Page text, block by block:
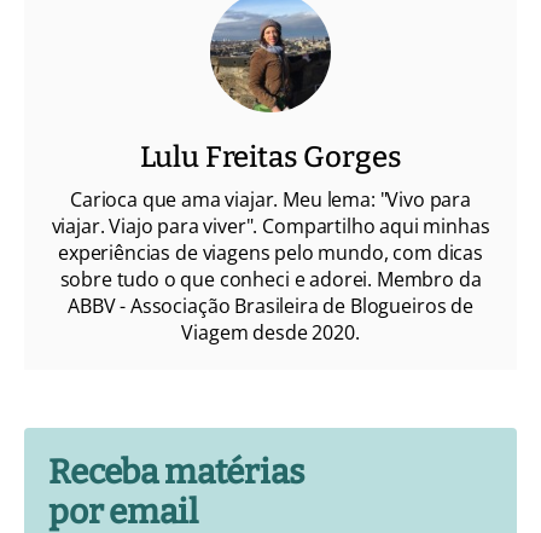
Lulu Freitas Gorges
Carioca que ama viajar. Meu lema: "Vivo para
viajar. Viajo para viver". Compartilho aqui minhas
experiências de viagens pelo mundo, com dicas
sobre tudo o que conheci e adorei. Membro da
ABBV - Associação Brasileira de Blogueiros de
Viagem desde 2020.
Receba matérias
por email